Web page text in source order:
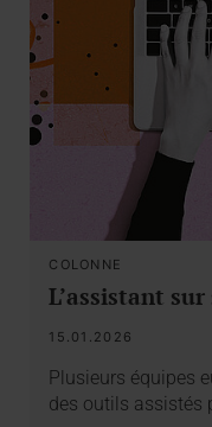
COLONNE
L’assistant
15.01.2026
Plusieurs équipes
des outils assistés